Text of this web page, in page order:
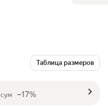
Таблица размеров
сум –17%